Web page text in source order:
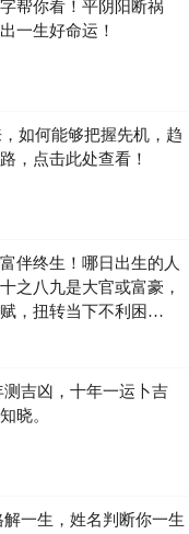
帮你看！平阴阳断祸
一生好命运！
如何能够把握先机，趋
，点击此处查看！
伴终生！哪日出生的人
之八九是大官或富豪，
，扭转当下不利困
测吉凶，十年一运卜吉
晓。
一生，姓名判断你一生